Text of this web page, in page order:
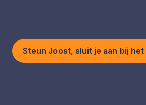
Steun Joost, sluit je aan bij het